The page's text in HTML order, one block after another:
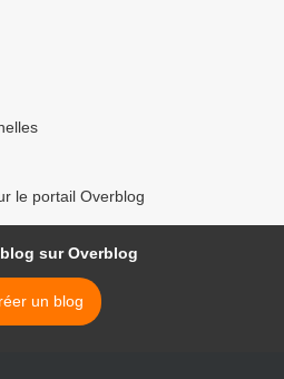
le portail Overblog
sur Overblog
un blog